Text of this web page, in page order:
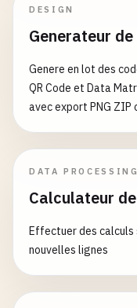
DESIGN
Generateur
Genere en lot des
QR Code et Data
avec export PNG ZIP
DATA PROCESSING
Calculateur
Effectuer des calculs
nouvelles lignes